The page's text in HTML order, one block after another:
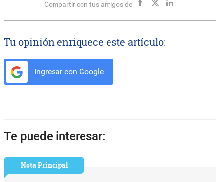
Compartir con tus amigos de
Tu opinión enriquece este artículo:
Ingresar con Google
Te puede interesar:
Nota Principal